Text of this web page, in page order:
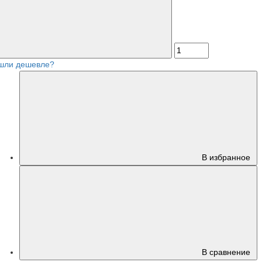
дешевле?
В избранное
В сравнение